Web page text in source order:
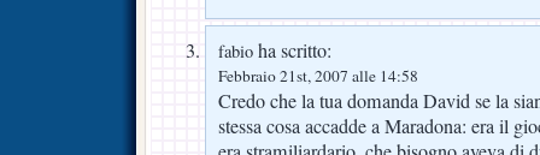
fabio ha scritto:
Febbraio 21st, 2007 alle 14:58
Credo che la tua domanda David se la
stessa cosa accadde a Maradona: era il